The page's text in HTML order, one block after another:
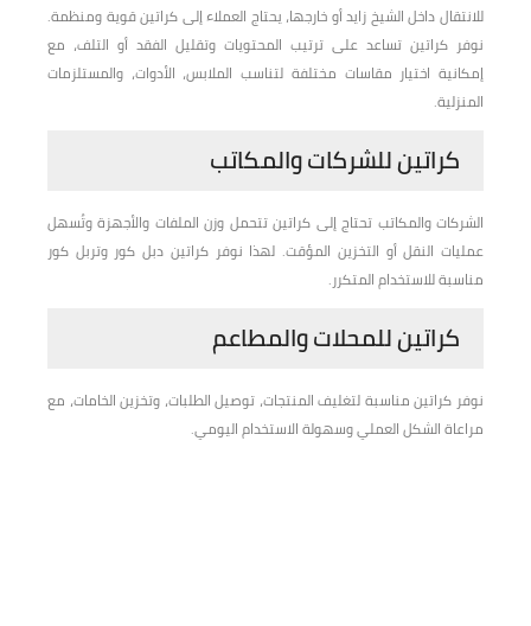
للانتقال داخل الشيخ زايد أو خارجها، يحتاج العملاء إلى كراتين قوية ومنظمة.
نوفر كراتين تساعد على ترتيب المحتويات وتقليل الفقد أو التلف، مع
إمكانية اختيار مقاسات مختلفة لتناسب الملابس، الأدوات، والمستلزمات
المنزلية.
كراتين للشركات والمكاتب
الشركات والمكاتب تحتاج إلى كراتين تتحمل وزن الملفات والأجهزة وتُسهل
عمليات النقل أو التخزين المؤقت. لهذا نوفر كراتين دبل كور وتربل كور
مناسبة للاستخدام المتكرر.
كراتين للمحلات والمطاعم
نوفر كراتين مناسبة لتغليف المنتجات، توصيل الطلبات، وتخزين الخامات، مع
مراعاة الشكل العملي وسهولة الاستخدام اليومي.